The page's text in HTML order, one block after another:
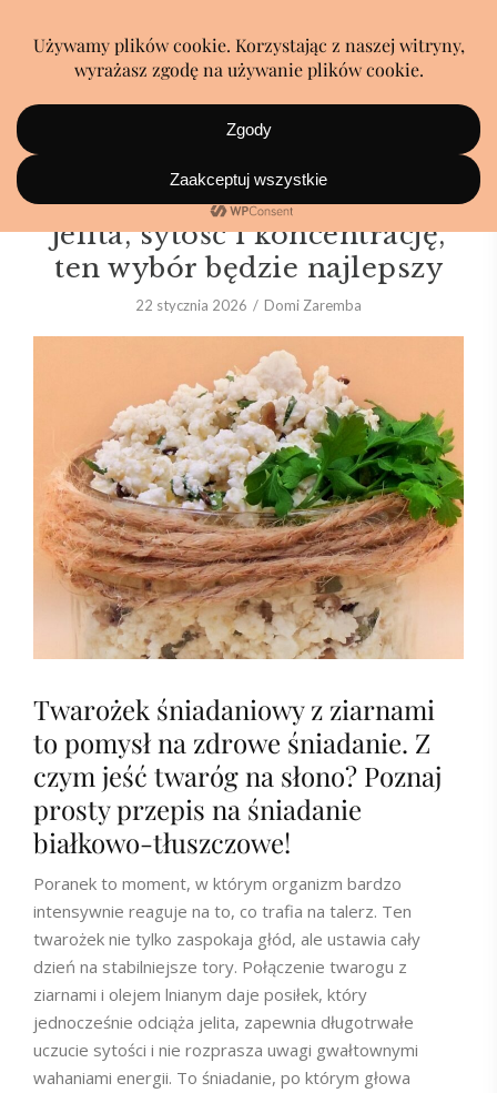
Jeśli rano chcesz zadbać o
jelita, sytość i koncentrację,
ten wybór będzie najlepszy
22 stycznia 2026 Domi Zaremba
Twarożek śniadaniowy z ziarnami
to pomysł na zdrowe śniadanie. Z
czym jeść twaróg na słono? Poznaj
prosty przepis na śniadanie
białkowo-tłuszczowe!
Poranek to moment, w którym organizm bardzo
intensywnie reaguje na to, co trafia na talerz. Ten
twarożek nie tylko zaspokaja głód, ale ustawia cały
dzień na stabilniejsze tory. Połączenie twarogu z
ziarnami i olejem lnianym daje posiłek, który
jednocześnie odciąża jelita, zapewnia długotrwałe
uczucie sytości i nie rozprasza uwagi gwałtownymi
wahaniami energii. To śniadanie, po którym głowa